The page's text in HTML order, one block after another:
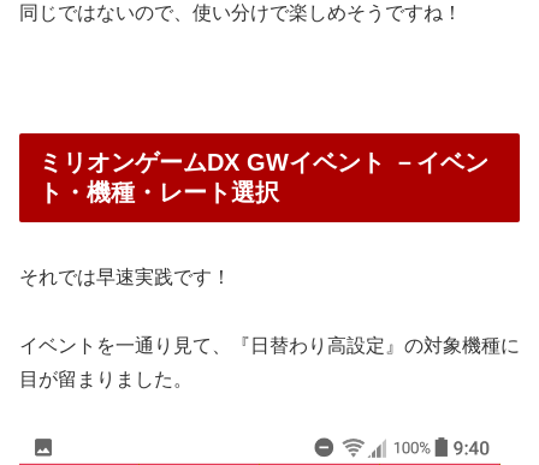
同じではないので、使い分けで楽しめそうですね！
ミリオンゲームDX GWイベント －イベン
ト・機種・レート選択
それでは早速実践です！
イベントを一通り見て、『日替わり高設定』の対象機種に
目が留まりました。